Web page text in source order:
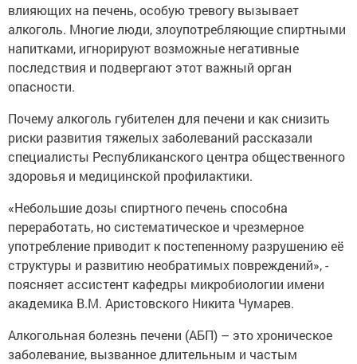
влияющих на печень, особую тревогу вызывает
алкоголь. Многие люди, злоупотребляющие спиртными
напитками, игнорируют возможные негативные
последствия и подвергают этот важный орган
опасности.
Почему алкоголь губителен для печени и как снизить
риски развития тяжелых заболеваний рассказали
специалисты Республиканского центра общественного
здоровья и медицинской профилактики.
«Небольшие дозы спиртного печень способна
переработать, но систематическое и чрезмерное
употребление приводит к постепенному разрушению её
структуры и развитию необратимых повреждений», -
поясняет ассистент кафедры микробиологии имени
академика В.М. Аристовского Никита Чумарев.
Алкогольная болезнь печени (АБП) – это хроническое
заболевание, вызванное длительным и частым